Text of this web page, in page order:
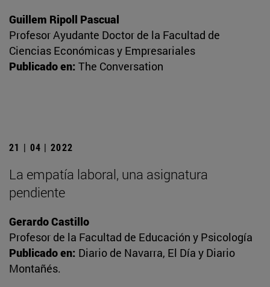
Guillem Ripoll Pascual
Profesor Ayudante Doctor de la Facultad de
Ciencias Económicas y Empresariales
Publicado en: The Conversation
21 | 04 | 2022
La empatía laboral, una asignatura
pendiente
Gerardo Castillo
Profesor de la Facultad de Educación y Psicología
Publicado en: Diario de Navarra, El Día y Diario
Montañés.